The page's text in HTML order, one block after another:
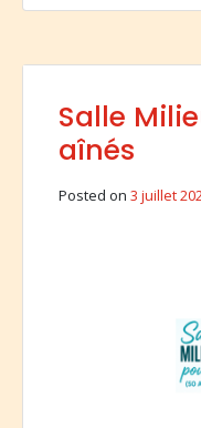
Salle
aînés
Posted on 3 juillet